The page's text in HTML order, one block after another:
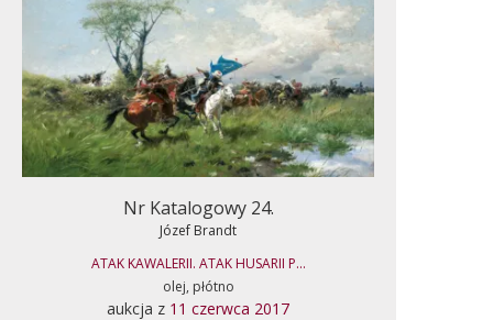
Nr Katalogowy 24.
Józef Brandt
ATAK KAWALERII. ATAK HUSARII P...
olej, płótno
aukcja z 11 czerwca 2017